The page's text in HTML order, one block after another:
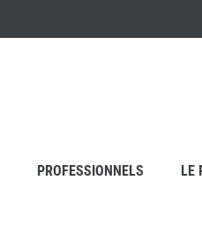
PROFESSIONNELS
LE